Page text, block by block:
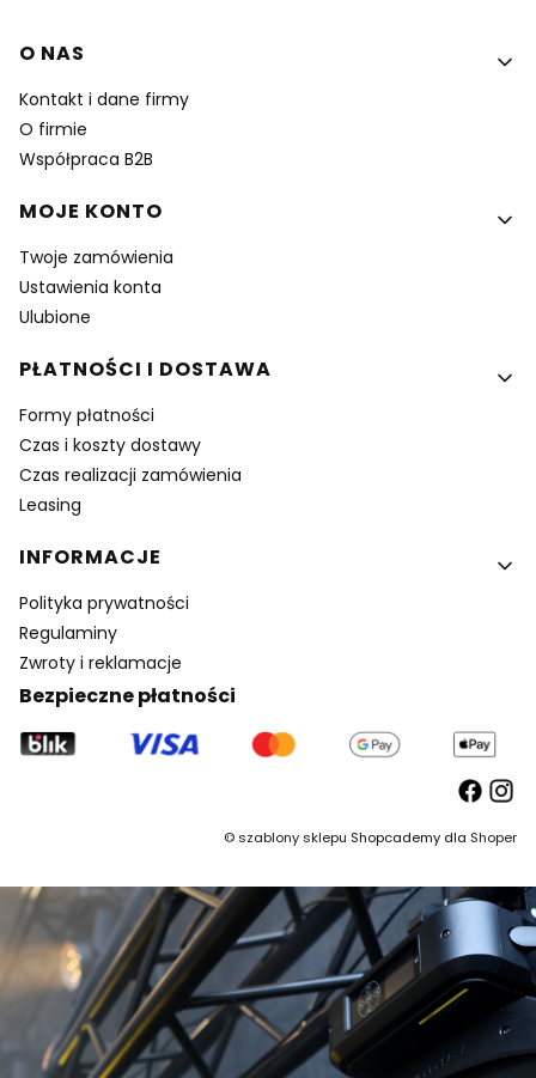
Linki w stopce
O NAS
Kontakt i dane firmy
O firmie
Współpraca B2B
MOJE KONTO
Twoje zamówienia
Ustawienia konta
Ulubione
PŁATNOŚCI I DOSTAWA
Formy płatności
Czas i koszty dostawy
Czas realizacji zamówienia
Leasing
INFORMACJE
Polityka prywatności
Regulaminy
Zwroty i reklamacje
Bezpieczne płatności
©szablony sklepu Shopcademy dla Shoper